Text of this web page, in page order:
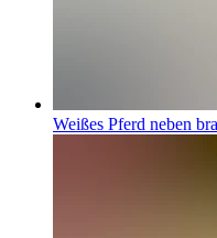
Weißes Pferd neben